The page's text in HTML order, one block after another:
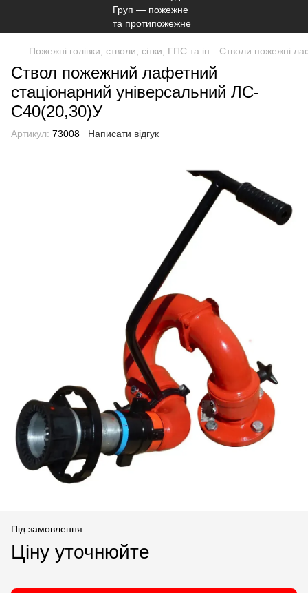
Пожежні голівки, стволи, сітки, ГПС та ін. Стволи пожежні
Ствол пожежний лафетний
стаціонарний універсальний ЛС-
С40(20,30)У
Артикул: 73008 Написати відгук
Під замовлення
Ціну уточнюйте